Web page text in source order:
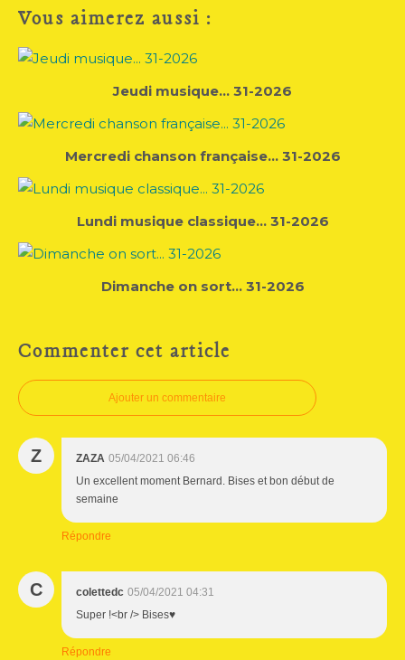
Vous aimerez aussi :
Jeudi musique... 31-2026
Mercredi chanson française... 31-2026
Lundi musique classique... 31-2026
Dimanche on sort... 31-2026
Commenter cet article
Ajouter un commentaire
Z ZAZA 05/04/2021 06:46
Un excellent moment Bernard. Bises et bon début de
semaine
Répondre
C colettedc 05/04/2021 04:31
Super !<br /> Bises♥
Répondre